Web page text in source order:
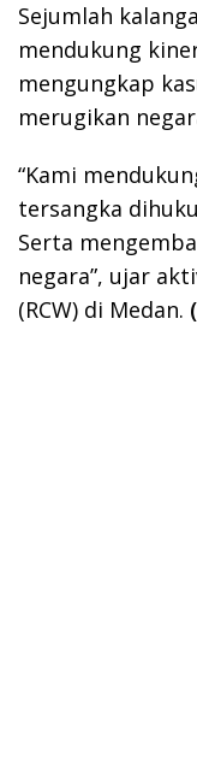
Sejumlah
mendukung
mengungkap
merugikan
“Kami
tersangka
Serta
negara”, ujar
(RCW) di Medan.